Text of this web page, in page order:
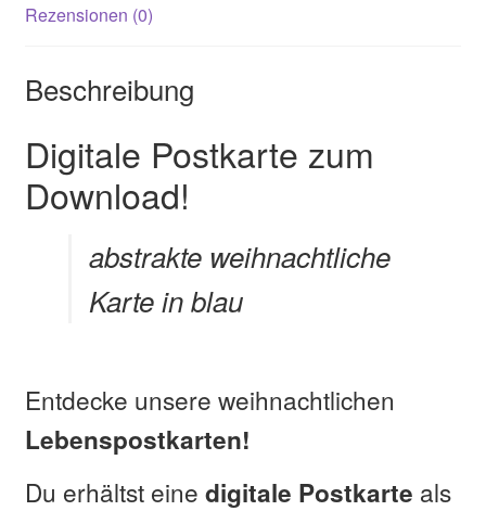
Rezensionen (0)
Beschreibung
Digitale Postkarte zum
Download!
abstrakte weihnachtliche
Karte in blau
Entdecke unsere weihnachtlichen
Lebenspostkarten!
Du erhältst eine digitale Postkarte als